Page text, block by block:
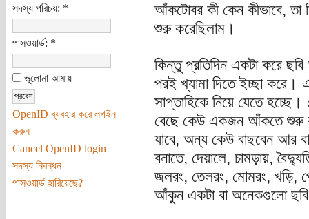
সদস্য পরিচয়: *
পাসওয়ার্ড: *
ভুলোনা আমায়
OpenID ব্যবহার করে লগইন
করুন
Cancel OpenID login
সদস্য নিবন্ধন
পাসওয়ার্ড হারিয়েছে?
আঁকটোবর কী কেন কীভাবে, তা
শুরু করেছিলাম।
কিন্তু প্রতিদিন একটা করে
পরই খ্যামা দিতে ইচ্ছা
সাপ্তাহিকে নিয়ে যেতে
বেছে কেউ একজন আঁকতে শুরু
যাবে, অন্য কেউ বাছবেন আর
বনাতে, দেয়ালে, চামড়ায়,
জলরং, তেলরং, মোমরং, খড়ি,
আঁকুন একটা বা অনেকগুলো